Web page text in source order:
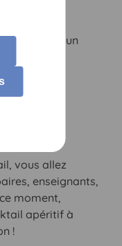
de 30
réaliser un
vous allez
enseignants,
moment,
apéritif à
!